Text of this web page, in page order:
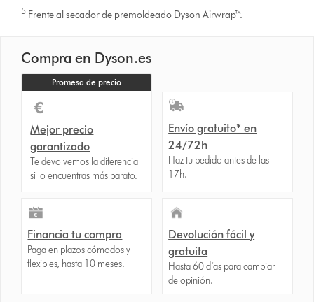
5 Frente al secador de premoldeado Dyson Airwrap™.
Compra en Dyson.es
Promesa de precio
Mejor precio
garantizado
Te devolvemos la diferencia
si lo encuentras más barato.
Envío gratuito* en
24/72h
Haz tu pedido antes de las
17h.
Financia tu compra
Paga en plazos cómodos y
flexibles, hasta 10 meses.
Devolución fácil y
gratuita
Hasta 60 días para cambiar
de opinión.